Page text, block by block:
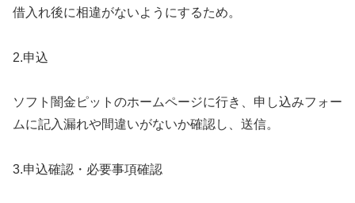
借入れ後に相違がないようにするため。
2.申込
ソフト闇金ピットのホームページに行き、申し込みフォー
ムに記入漏れや間違いがないか確認し、送信。
3.申込確認・必要事項確認